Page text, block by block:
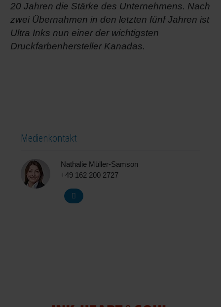
20 Jahren die Stärke des Unternehmens. Nach
zwei Übernahmen in den letzten fünf Jahren ist
Ultra Inks nun einer der wichtigsten
Druckfarbenhersteller Kanadas.
Medienkontakt
Nathalie Müller-Samson
+49 162 200 2727